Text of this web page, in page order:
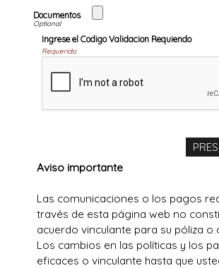
Documentos
Ingrese el Codigo Validacion Requiendo
Requerido
Aviso importante
Las comunicaciones o los pagos
través de esta página web no
acuerdo vinculante para su póliza o
Los cambios en las políticas y los
eficaces o vinculante hasta que